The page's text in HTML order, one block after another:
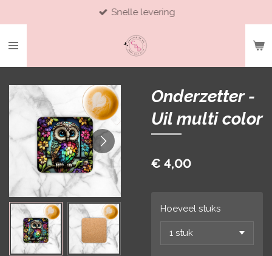
naar
Snelle levering
Onderzetter -
Uil multi color
€ 4,00
Hoeveel stuks